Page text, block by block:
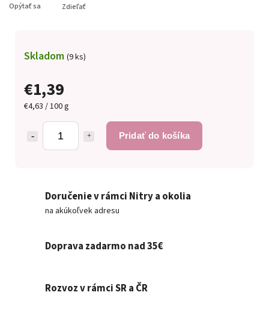
€1,39
€4,63 / 100 g
Pridať do košíka
Skladom (9 ks)
Opýtať sa Zdieľať
Doručenie v rámci Nitry a okolia
na akúkoľvek adresu
Doprava zadarmo nad 35€
Rozvoz v rámci SR a ČR